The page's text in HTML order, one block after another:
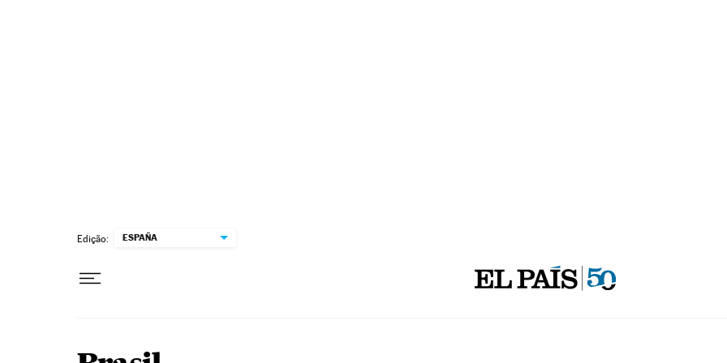
Edição: ESPAÑA